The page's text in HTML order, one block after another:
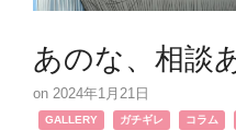
あのな、相談
2024年1月21日
GALLERY ガチギレ コラム